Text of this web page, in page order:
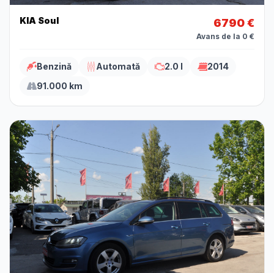
KIA Soul 6790 €
Avans de la 0 €
Benzină Automată 2.0 l
2014
91.000 km